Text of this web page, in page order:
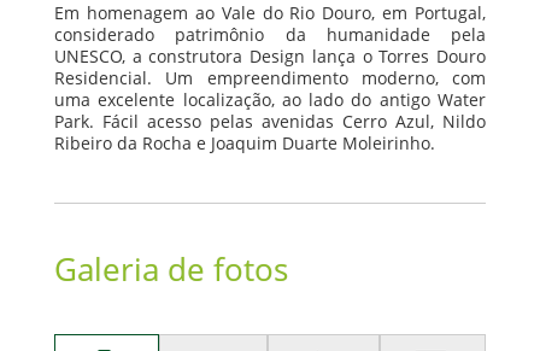
Em homenagem ao Vale do Rio Douro, em Portugal,
considerado patrimônio da humanidade pela
UNESCO, a construtora Design lança o Torres Douro
Residencial. Um empreendimento moderno, com
uma excelente localização, ao lado do antigo Water
Park. Fácil acesso pelas avenidas Cerro Azul, Nildo
Ribeiro da Rocha e Joaquim Duarte Moleirinho.
Galeria de fotos